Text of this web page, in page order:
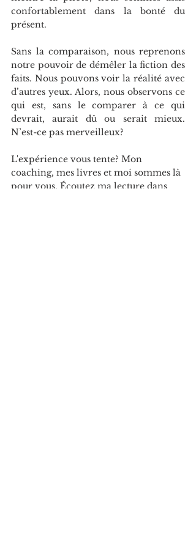
confortablement dans la bonté du
présent.
Sans la comparaison, nous reprenons
notre pouvoir de démêler la fiction des
faits. Nous pouvons voir la réalité avec
d’autres yeux. Alors, nous observons ce
qui est, sans le comparer à ce qui
devrait, aurait dû ou serait mieux.
N’est-ce pas merveilleux?
L'expérience vous tente? Mon
coaching, mes livres et moi sommes là
pour vous. Écoutez ma lecture dans